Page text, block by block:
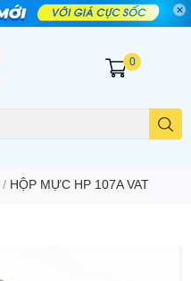
0
/ HỘP MỰC HP 107A VAT